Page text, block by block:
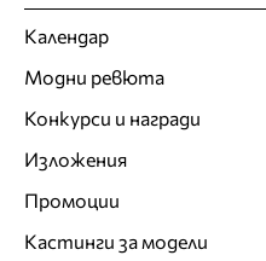
Календар
Модни ревюта
Конкурси и награди
Изложения
Промоции
Кастинги за модели